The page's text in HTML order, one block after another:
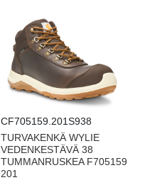
CF705159.201S938
TURVAKENKÄ WYLIE
VEDENKESTÄVÄ 38
TUMMANRUSKEA F705159
201